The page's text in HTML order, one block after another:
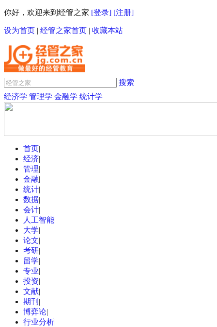
你好，欢迎来到经管之家 [登录] [注册]
设为首页 | 经管之家首页 | 收藏本站
搜索
经济学 管理学 金融学 统计学
首页|
经济|
管理|
金融|
统计|
数据|
会计|
人工智能|
大学|
论文|
考研|
留学|
专业|
投资|
文献|
期刊 |
博弈论|
行业分析|